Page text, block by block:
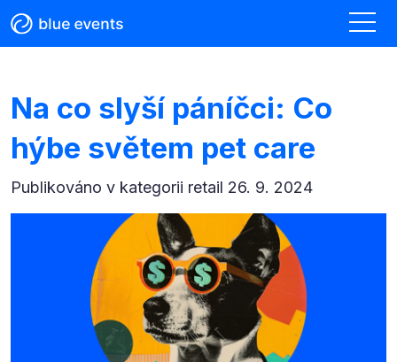
Na co slyší páníčci: Co
hýbe světem pet care
Publikováno v kategorii retail 26. 9. 2024